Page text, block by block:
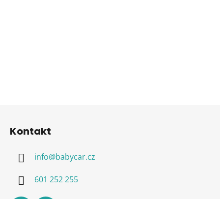
Kontakt
info@babycar.cz
601 252 255